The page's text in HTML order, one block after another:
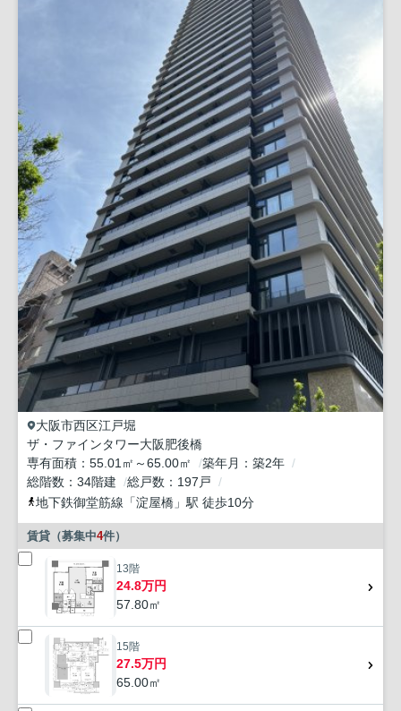
大阪市西区江戸堀
ザ・ファインタワー大阪肥後橋
専有面積
55.01㎡～65.00㎡ 築年月
築2年
総階数
34階建 総戸数
197戸
地下鉄御堂筋線 「淀屋橋 」駅 徒歩10分
賃貸（募集中4件）
13階
24.8万円
57.80㎡
15階
27.5万円
65.00㎡